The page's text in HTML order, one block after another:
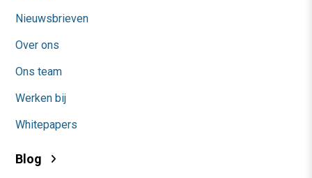
Nieuwsbrieven
Over ons
Ons team
Werken bij
Whitepapers
Blog